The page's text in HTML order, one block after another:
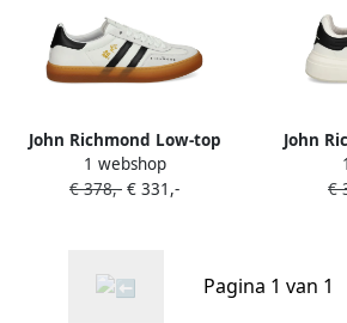
John Richmond Low-top
sneakers Wit
1 webshop
€ 378,- € 331,-
John
€
Pagina 1 van 1